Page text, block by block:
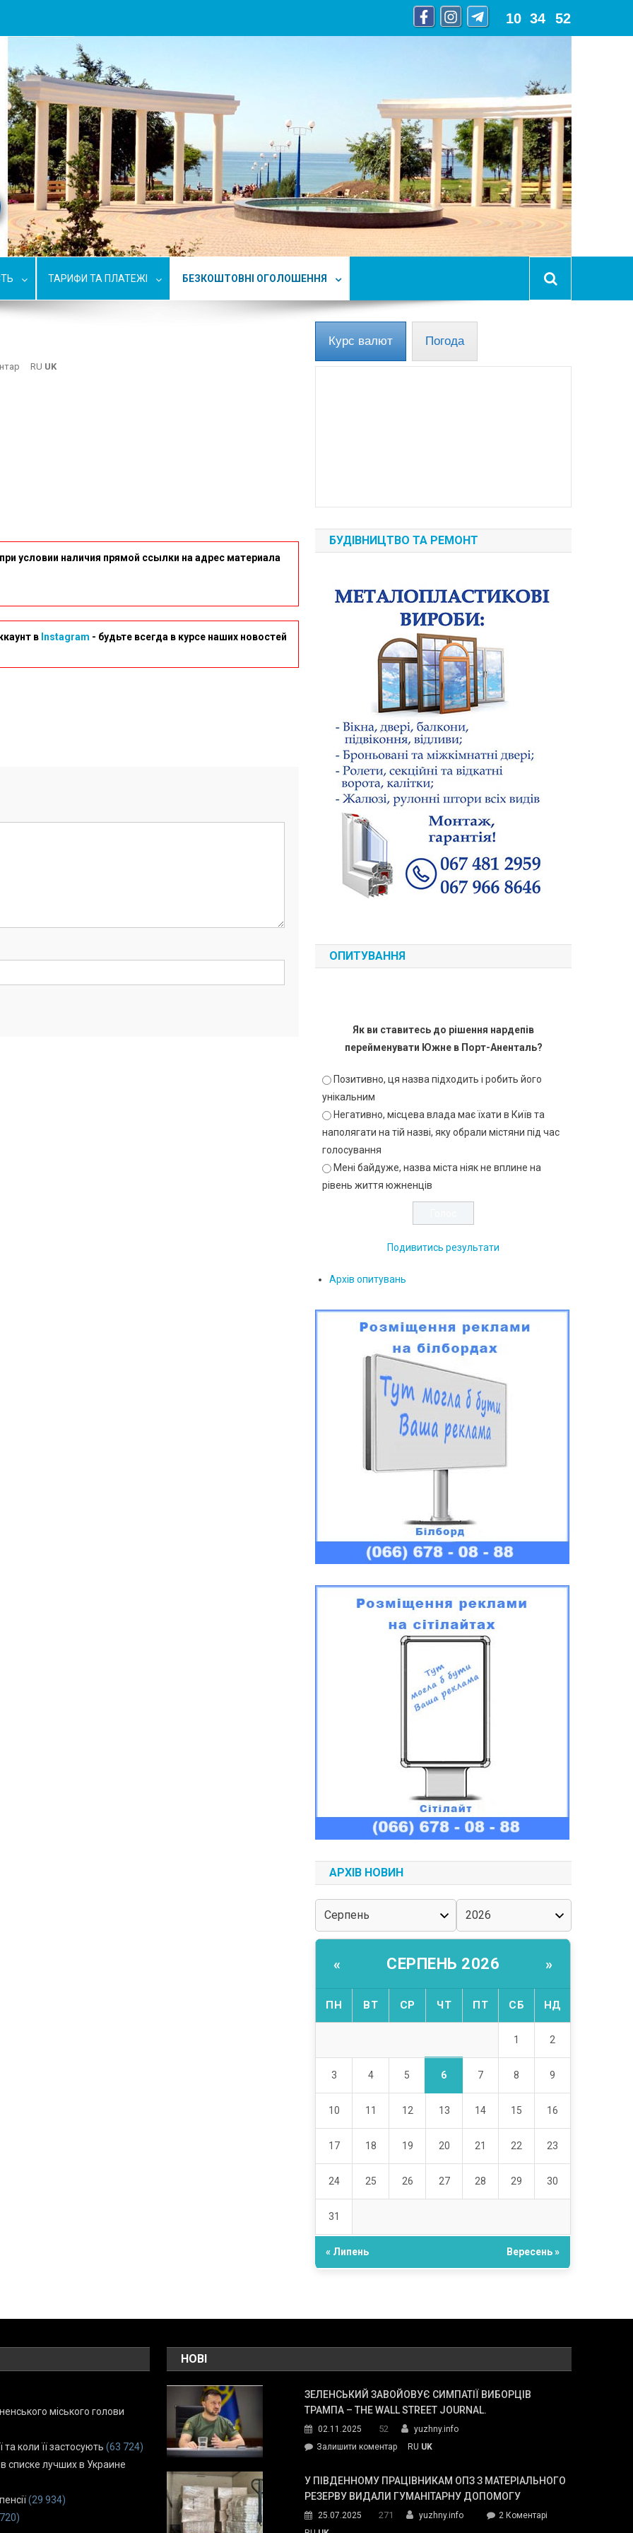
10 34 53
ТАРИФИ ТА ПЛАТЕЖІ БЕЗКОШТОВНІ ОГОЛОШЕННЯ
RU UK
условии наличия прямой ссылки на адрес материала
в Instagram - будьте всегда в курсе наших новостей
Курс валют Погода
БУДІВНИЦТВО ТА РЕМОНТ
ОПИТУВАННЯ
Як ви ставитесь до рішення нардепів
перейменувати Южне в Порт-Аненталь?
Позитивно, ця назва підходить і робить його
унікальним
Негативно, місцева влада має їхати в Київ та
наполягати на тій назві, яку обрали містяни під час
голосування
Мені байдуже, назва міста ніяк не вплине на
рівень життя южненців
Подивитись результати
Архів опитувань
АРХІВ НОВИН
« СЕРПЕНЬ 2026 »
ПН ВТ СР ЧТ ПТ СБ НД
1 2
3 4 5 6 7 8 9
10 11 12 13 14 15 16
17 18 19 20 21 22 23
24 25 26 27 28 29 30
31
« Липень Вересень »
міського голови
коли її застосують (63 724)
списке лучших в Украине
(29 934)
НОВІ
ЗЕЛЕНСЬКИЙ ЗАВОЙОВУЄ СИМПАТІЇ ВИБОРЦІВ
ТРАМПА – THE WALL STREET JOURNAL.
02.11.2025 52
yuzhny.info
Залишити коментарon
завойовує
симпатії
Трампа
RU UK
У ПІВДЕННОМУ ПРАЦІВНИКАМ ОПЗ З МАТЕРІАЛЬНОГО
РЕЗЕРВУ ВИДАЛИ ГУМАНІТАРНУ ДОПОМОГУ
25.07.2025 271 yuzhny.info 2 Коментарідо